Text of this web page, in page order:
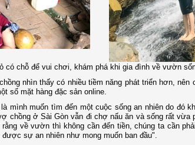
có chỗ để vui chơi, khám phá khi gia đình về vườn
nhìn thấy có nhiều tiềm năng phát triển hơn, nên
số mặt hàng đặc sản online.
mình muốn tìm đến một cuộc sống an nhiên do đó
chồng ở Sài Gòn vẫn đi chợ nấu ăn và sống rất
về vườn thì không cần đến tiền, chúng ta cần
sự an nhiên như mong muốn ban đầu".